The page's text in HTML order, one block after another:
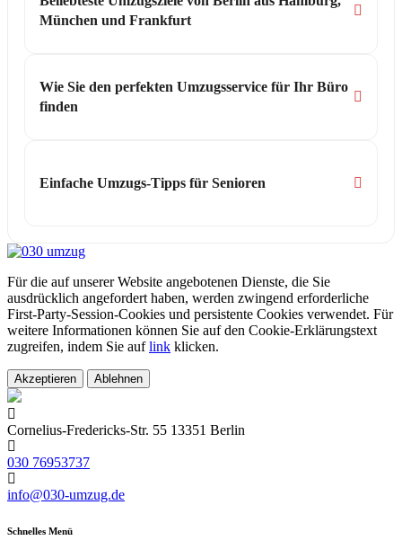
München und Frankfurt
Wie Sie den perfekten Umzugsservice für Ihr Büro
finden
Einfache Umzugs-Tipps für Senioren
Für die auf unserer Website angebotenen Dienste, die Sie
ausdrücklich angefordert haben, werden zwingend erforderliche
First-Party-Session-Cookies und persistente Cookies verwendet. Für
weitere Informationen können Sie auf den Cookie-Erklärungstext
zugreifen, indem Sie auflink klicken.
Akzeptieren Ablehnen
Cornelius-Fredericks-Str. 55 13351 Berlin
030 76953737
info@030-umzug.de
Schnelles Menü